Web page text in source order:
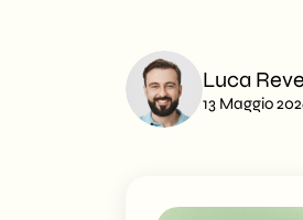
Blog
Lavora con
Luca
13 Maggio